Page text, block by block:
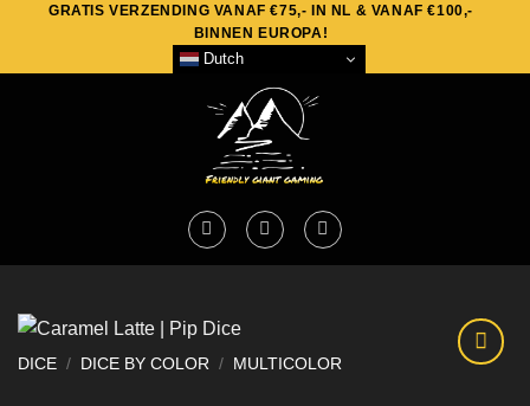
content
GRATIS VERZENDING VANAF €75,- IN NL & VANAF €100,-
BINNEN EUROPA!
Dutch
DICE / DICE BY COLOR / MULTICOLOR